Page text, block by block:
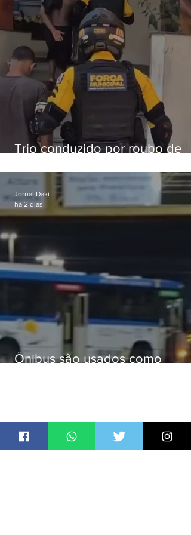
Trio conduzido por roubo de
passagens
Ônibus são usados como
Jornal Daki
há 2 dias